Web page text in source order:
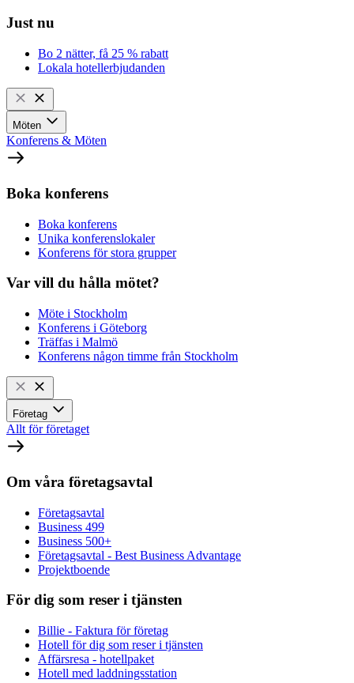
Just nu
Bo 2 nätter, få 25 % rabatt
Lokala hotellerbjudanden
Möten
Konferens & Möten
Boka konferens
Boka konferens
Unika konferenslokaler
Konferens för stora grupper
Var vill du hålla mötet?
Möte i Stockholm
Konferens i Göteborg
Träffas i Malmö
Konferens någon timme från Stockholm
Företag
Allt för företaget
Om våra företagsavtal
Företagsavtal
Business 499
Business 500+
Företagsavtal - Best Business Advantage
Projektboende
För dig som reser i tjänsten
Billie - Faktura för företag
Hotell för dig som reser i tjänsten
Affärsresa - hotellpaket
Hotell med laddningsstation